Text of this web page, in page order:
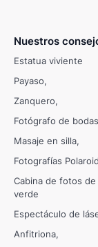
Nuestros
Estatua viviente
Payaso
Zanquero
Fotógrafo de bodas
Masaje en silla
Fotografías Polaroid
Cabina de fotos de
verde
Espectáculo de
Anfitriona